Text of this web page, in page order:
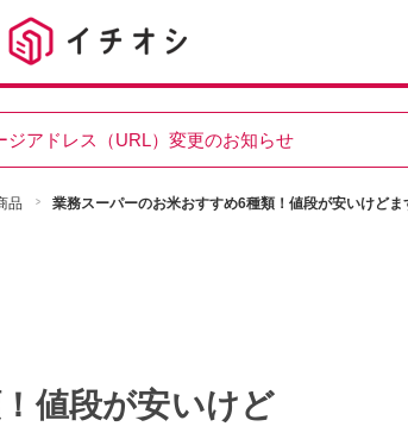
ジアドレス（URL）変更のお知らせ
品 業務スーパーのお米おすすめ6種類！値段が安いけど
値段が安いけど